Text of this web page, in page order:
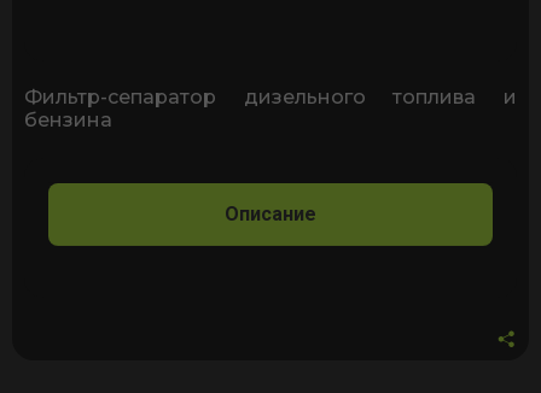
и
бензина
Filter
PETROLL
Фильтр-сепаратор дизельного топлива и
бензина
Описание